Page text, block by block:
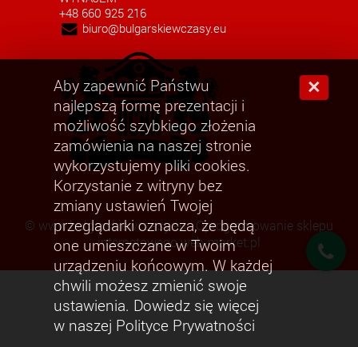
+48 660 925 216
biuro@bulgarskiewczasy.eu
© www.bulgarskiewczasy.euOprogramowanie sklepu
internetowego web-market.pl
×
Aby zapewnić Państwu
najlepszą formę prezentacji i
możliwość szybkiego złożenia
zamówienia na naszej stronie
wykorzystujemy pliki cookies.
Korzystanie z witryny bez
zmiany ustawień Twojej
przeglądarki oznacza, że będą
one umieszczane w Twoim
urządzeniu końcowym. W każdej
chwili możesz zmienić swoje
ustawienia. Dowiedz się więcej
w naszej Polityce Prywatności